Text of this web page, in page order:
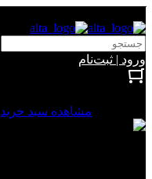
ورود | ثبت‌نام
مشاهده سبد خرید